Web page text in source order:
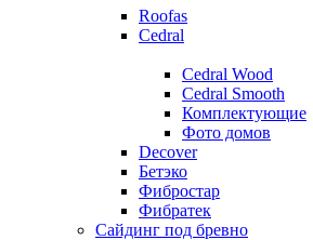
Roofas
Cedral
Cedral Wood
Cedral Smooth
Комплектующие
Фото домов
Decover
Бетэко
Фибростар
Фибратек
Сайдинг под бревно